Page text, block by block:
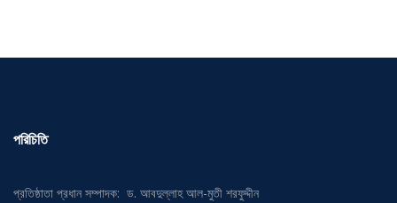
পরিচিতি
প্রতিষ্ঠাতা প্রধান সম্পাদক: ড. আবদুল্লাহ আল-মুতী শরফুদ্দীন